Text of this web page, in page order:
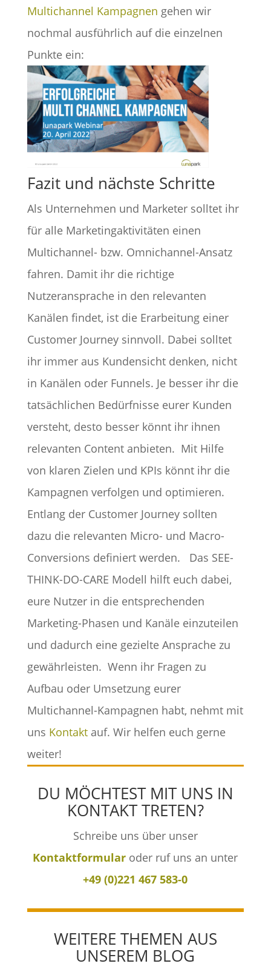
Multichannel Kampagnen gehen wir
nochmal ausführlich auf die einzelnen
Punkte ein:
Fazit und nächste Schritte
Als Unternehmen und Marketer solltet ihr
für alle Marketingaktivitäten einen
Multichannel- bzw. Omnichannel-Ansatz
fahren. Damit ihr die richtige
Nutzeransprache in den relevanten
Kanälen findet, ist die Erarbeitung einer
Customer Journey sinnvoll. Dabei solltet
ihr immer aus Kundensicht denken, nicht
in Kanälen oder Funnels. Je besser ihr die
tatsächlichen Bedürfnisse eurer Kunden
versteht, desto besser könnt ihr ihnen
relevanten Content anbieten. Mit Hilfe
von klaren Zielen und KPIs könnt ihr die
Kampagnen verfolgen und optimieren.
Entlang der Customer Journey sollten
dazu die relevanten Micro- und Macro-
Conversions definiert werden.
Das SEE-
THINK-DO-CARE Modell hilft euch dabei,
eure Nutzer in die entsprechenden
Marketing-Phasen und Kanäle einzuteilen
und dadurch eine gezielte Ansprache zu
gewährleisten. Wenn ihr Fragen zu
Aufbau oder Umsetzung eurer
Multichannel-Kampagnen habt, nehmt mit
uns Kontaktauf. Wir helfen euch gerne
weiter!
DU MÖCHTEST MIT UNS IN
KONTAKT TRETEN?
Schreibe uns über unser
Kontaktformular oder ruf uns an unter
+49 (0)221 467 583-0
WEITERE THEMEN AUS
UNSEREM BLOG